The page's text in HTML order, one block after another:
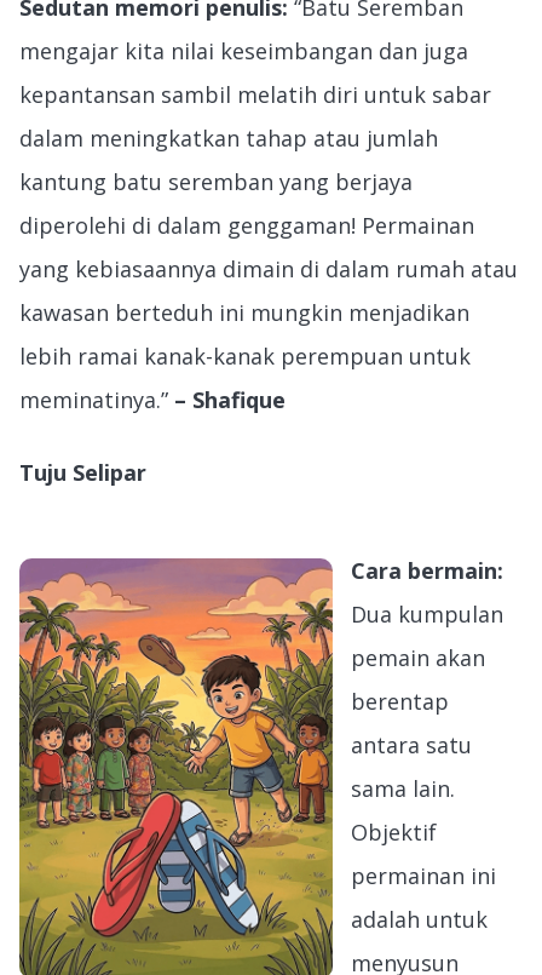
Sedutan memori penulis: “Batu Seremban
mengajar kita nilai keseimbangan dan juga
kepantansan sambil melatih diri untuk sabar
dalam meningkatkan tahap atau jumlah
kantung batu seremban yang berjaya
diperolehi di dalam genggaman! Permainan
yang kebiasaannya dimain di dalam rumah atau
kawasan berteduh ini mungkin menjadikan
lebih ramai kanak-kanak perempuan untuk
meminatinya.” – Shafique
Tuju Selipar
Cara bermain:
Dua kumpulan
pemain akan
berentap
antara satu
sama lain.
Objektif
permainan ini
adalah untuk
menyusun